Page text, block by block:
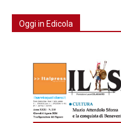
Oggi in Edicola